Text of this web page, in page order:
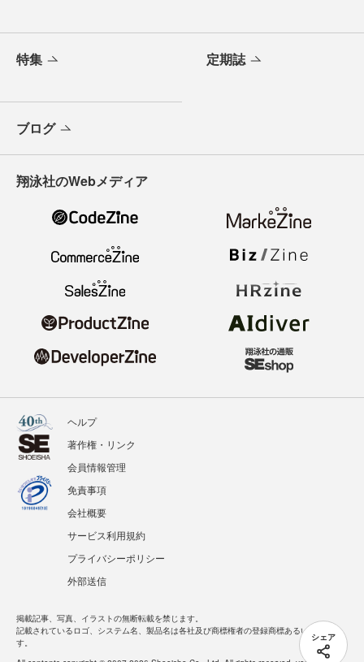
シェア
特集 定期誌
ブログ
翔泳社のWebメディア
ヘルプ
著作権・リンク
会員情報管理
免責事項
会社概要
サービス利用規約
プライバシーポリシー
外部送信
掲載記事、写真、イラストの無断転載を禁じます。
記載されているロゴ、システム名、製品名は各社及び商標権者の登録商標あるいは商標で
す。